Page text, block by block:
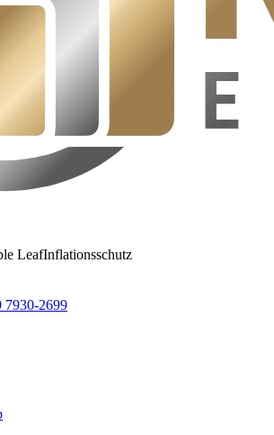
LeafInflationsschutz
7930-2699